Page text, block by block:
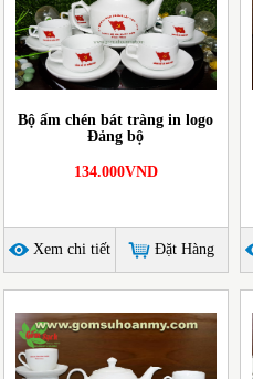
Bộ ấm chén bát tràng in logo
Đảng bộ
134.000VND
Xem chi tiết Đặt Hàng